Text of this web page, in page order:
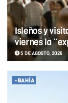
Isleños y
viernes la
5 DE AGOSTO, 2026
-BAHÍA